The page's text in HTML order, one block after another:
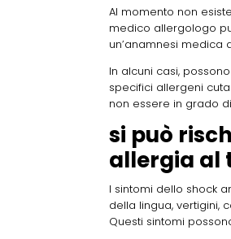
Al momento non
medico allergologo
un’anamnesi medica
In alcuni casi,
specifici allergeni
non essere in grado
si può
allergia al
I sintomi dello shock
della lingua, vertigini,
Questi sintomi